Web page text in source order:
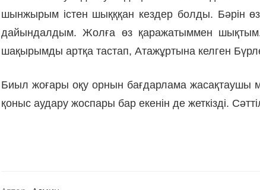
шынжырым істен шықққан кездер болды. Бәрін
дайындалдым. Жолға өз қаражатыммен шықтым.
шақырымды артқа тастап, Атажұртына келген
Биыл жоғары оқу орнын бағдарлама жасақтаушы
қоныс аудару жоспары бар екенін де жеткізді.